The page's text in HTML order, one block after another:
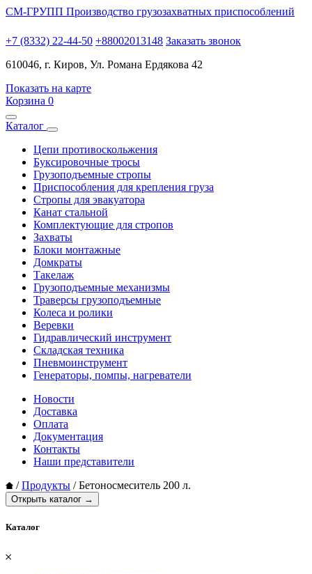
СМ-ГРУПП Производство грузозахватных приспособлений
+7 (8332) 22-44-50 +88002013148 Заказать звонок
610046, г. Киров, Ул. Романа Ердякова 42
Показать на карте
Корзина 0
Каталог
Цепи противоскольжения
Буксировочные тросы
Грузоподъемные стропы
Приспособления для крепления груза
Стропы для эвакуатора
Канат стальной
Комплектующие для стропов
Захваты
Блоки монтажные
Домкраты
Такелаж
Грузоподъемные механизмы
Траверсы грузоподъемные
Колеса и ролики
Веревки
Гидравлический инструмент
Складская техника
Пневмоинструмент
Генераторы, помпы, нагреватели
Новости
Доставка
Оплата
Документация
Контакты
Наши представители
/Продукты /Бетоносмеситель 200 л.
Открыть каталог →
Каталог
𐄂